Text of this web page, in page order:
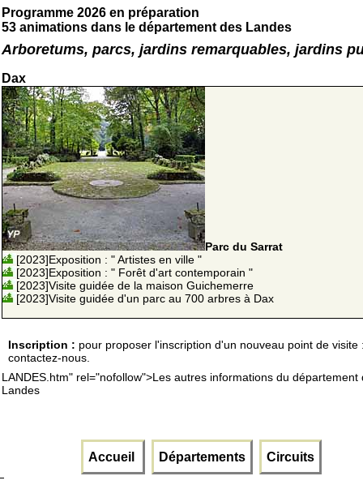
Programme 2026 en préparation
53 animations dans le département des Landes
Arboretums, parcs, jardins remarquables, jardins
Dax
Parc du Sarrat
[2023]Exposition : " Artistes en ville "
[2023]Exposition : " Forêt d'art contemporain "
[2023]Visite guidée de la maison Guichemerre
[2023]Visite guidée d'un parc au 700 arbres à Dax
Inscription : pour proposer l'inscription d'un nouveau point de visite
contactez-nous.
LANDES.htm" rel="nofollow">Les autres informations du département
Landes
Accueil Départements Circuits